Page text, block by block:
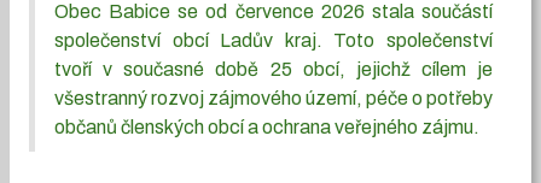
Obec Babice se od července 2026 stala součástí
společenství obcí Ladův kraj. Toto společenství
tvoří v současné době 25 obcí, jejichž cílem je
všestranný rozvoj zájmového území, péče o potřeby
občanů členských obcí a ochrana veřejného zájmu.